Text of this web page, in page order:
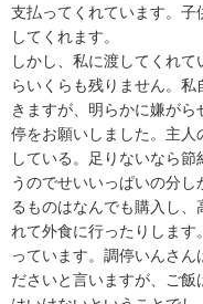
支払ってくれています。子
してくれます。
しかし、私に渡してくれ
らいくらも残りません。
きますが、明らかに嫌が
停をお願いしました。主人
している。足りないなら
うのでせいいっぱいの分
るものはなんでも購入し
れて外食に行ったりします
っています。調停いんさん
ださいと言いますが、ご